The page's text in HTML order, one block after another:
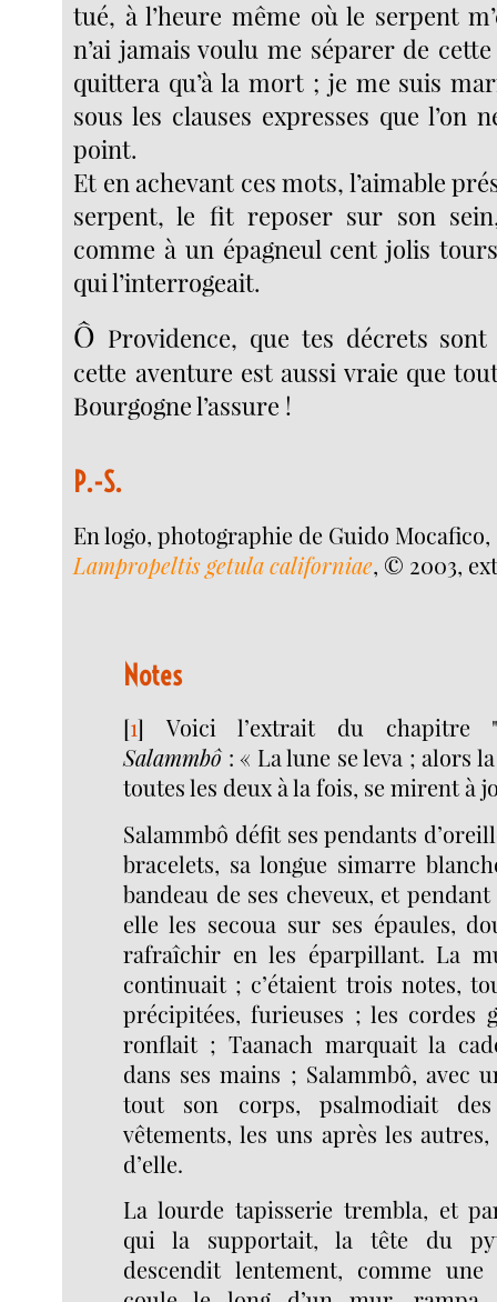
tué, à l’heure même où le serpent
n’ai jamais voulu me séparer de
quittera qu’à la mort ; je me suis
sous les clauses expresses que l’on
point.
Et en achevant ces mots, l’aimable
serpent, le fit reposer sur son
comme à un épagneul cent jolis
qui l’interrogeait.
Ô Providence, que tes décrets
cette aventure est aussi vraie que
Bourgogne l’assure !
P.-S.
En logo, photographie de Guido Mocafico,
Lampropeltis getula californiae, © 2003,
Notes
[1]Voici l’extrait du chapitre
Salammbô : « La lune se leva ; alors
toutes les deux à la fois, se mirent à
Salammbô défit ses pendants
bracelets, sa longue simarre
bandeau de ses cheveux, et
elle les secoua sur ses épaules,
rafraîchir en les éparpillant. La
continuait ; c’étaient trois notes,
précipitées, furieuses ; les cordes
ronflait ; Taanach marquait la
dans ses mains ; Salammbô, avec
tout son corps, psalmodiait
vêtements, les uns après les
d’elle.
La lourde tapisserie trembla, et
qui la supportait, la tête du
descendit lentement, comme une